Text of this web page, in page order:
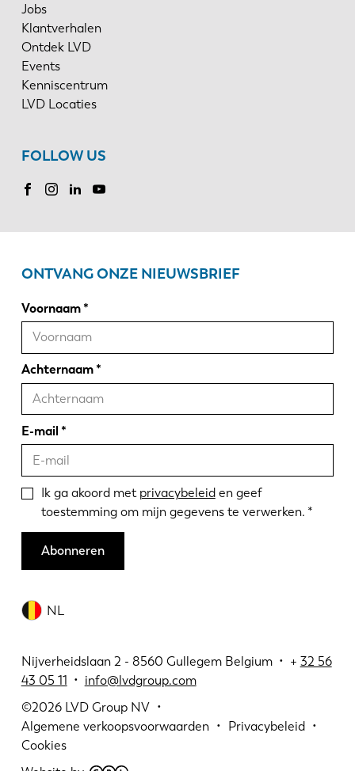
Jobs
Klantverhalen
Ontdek LVD
Events
Kenniscentrum
LVD Locaties
FOLLOW US
NL
Nijverheidslaan 2 - 8560 Gullegem Belgium • + 32 56
43 05 11 • info@lvdgroup.com
©2026 LVD Group NV
Algemene verkoopsvoorwaarden
Privacybeleid
Cookies
ONTVANG ONZE NIEUWSBRIEF
Voornaam
Achternaam
E-mail
Ik ga akoord met privacybeleiden geef
toestemming om mijn gegevens te verwerken.
Abonneren